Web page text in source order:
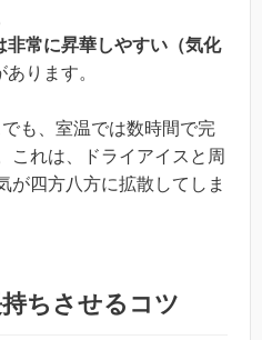
非常に昇華しやすい（気化
ります。
も、室温では数時間で完
これは、ドライアイスと周
が四方八方に拡散してしま
ちさせるコツ